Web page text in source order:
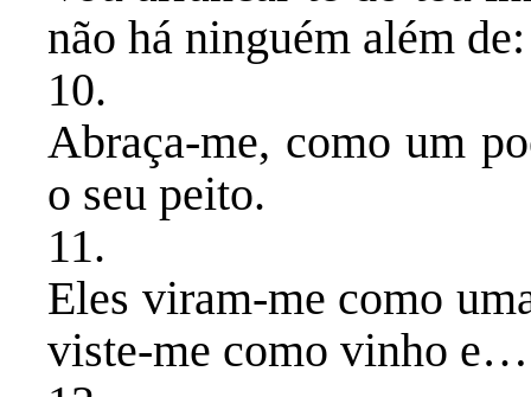
não há ninguém além
​10.
Abraça-me, como um
o seu peito.
​11.
Eles viram-me como
viste-me como vinho e…